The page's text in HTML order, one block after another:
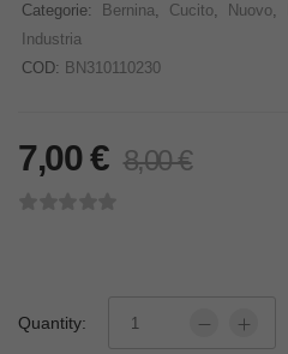
Categorie: Bernina, Cucito, Nuovo,
Industria
COD: BN310110230
7,00€ 8,00€
Quantity: